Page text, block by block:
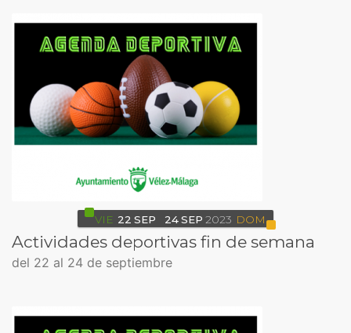
VIE 22 SEP 24SEP 2023 DOM
Actividades deportivas fin de semana
del 22 al 24 de septiembre